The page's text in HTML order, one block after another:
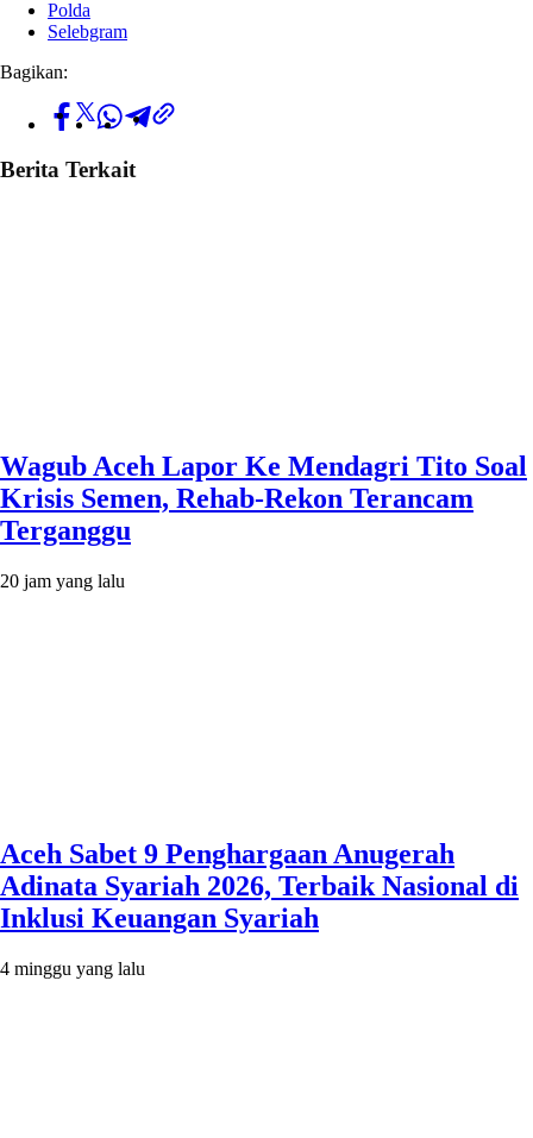
Polda
Selebgram
Bagikan:
Berita Terkait
Wagub Aceh Lapor Ke Mendagri Tito Soal
Krisis Semen, Rehab-Rekon Terancam
Terganggu
20 jam yang lalu
Aceh Sabet 9 Penghargaan Anugerah
Adinata Syariah 2026, Terbaik Nasional di
Inklusi Keuangan Syariah
4 minggu yang lalu